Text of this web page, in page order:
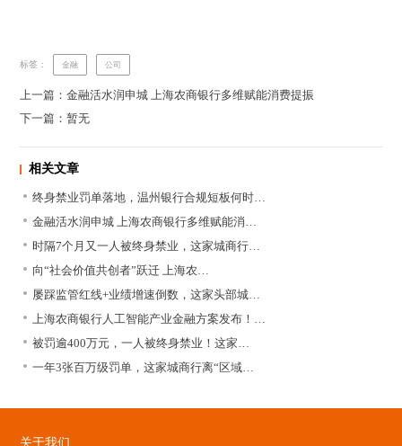
标签： 金融 公司
上一篇：金融活水润申城 上海农商银行多维赋能消费提振
下一篇：暂无
相关文章
终身禁业罚单落地，温州银行合规短板何时…
金融活水润申城 上海农商银行多维赋能消…
时隔7个月又一人被终身禁业，这家城商行…
向“社会价值共创者”跃迁 上海农…
屡踩监管红线+业绩增速倒数，这家头部城…
上海农商银行人工智能产业金融方案发布！…
被罚逾400万元，一人被终身禁业！这家…
一年3张百万级罚单，这家城商行离“区域…
关于我们